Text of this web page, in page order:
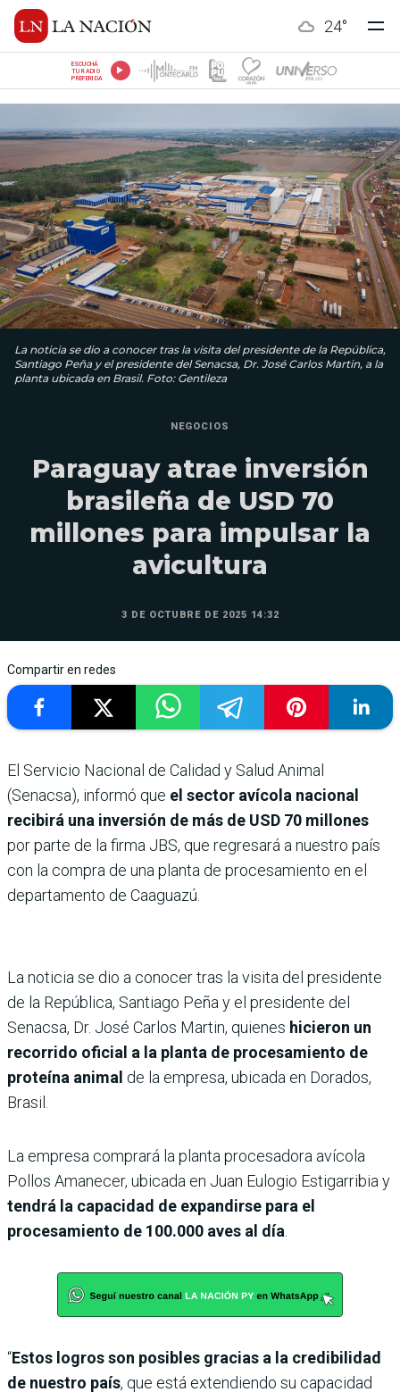
24°
ESCUCHÁ
TU RADIO
PREFERIDA
La noticia se dio a conocer tras la visita del presidente de la República,
Santiago Peña y el presidente del Senacsa, Dr. José Carlos Martin, a la
planta ubicada en Brasil. Foto: Gentileza
NEGOCIOS
Paraguay atrae inversión
brasileña de USD 70
millones para impulsar la
avicultura
3 DE OCTUBRE DE 2025 14:32
Compartir en redes
El Servicio Nacional de Calidad y Salud Animal
(Senacsa), informó que el sector avícola nacional
recibirá una inversión de más de USD 70 millones
por parte de la firma JBS, que regresará a nuestro país
con la compra de una planta de procesamiento en el
departamento de Caaguazú.
La noticia se dio a conocer tras la visita del presidente
de la República, Santiago Peña y el presidente del
Senacsa, Dr. José Carlos Martin, quienes hicieron un
recorrido oficial a la planta de procesamiento de
proteína animal de la empresa, ubicada en Dorados,
Brasil.
La empresa comprará la planta procesadora avícola
Pollos Amanecer, ubicada en Juan Eulogio Estigarribia y
tendrá la capacidad de expandirse para el
procesamiento de 100.000 aves al día
“Estos logros son posibles gracias a la credibilidad
de nuestro país, que está extendiendo su capacidad